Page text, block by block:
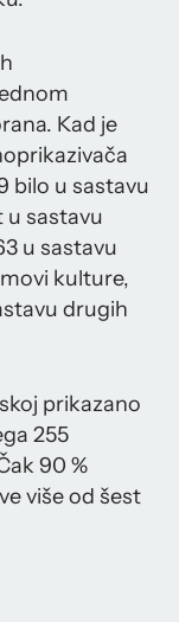
Kad je
bilo u sastavu
u sastavu
u sastavu
kulture,
drugih
prikazano
255
90 %
više od šest